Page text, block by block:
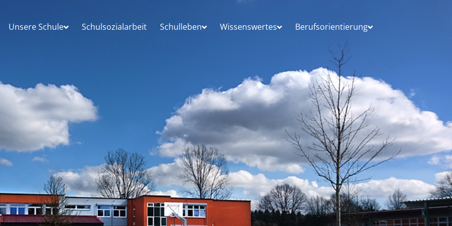
Unsere Schule Schulsozialarbeit Schulleben Wissenswertes Berufsorientierung